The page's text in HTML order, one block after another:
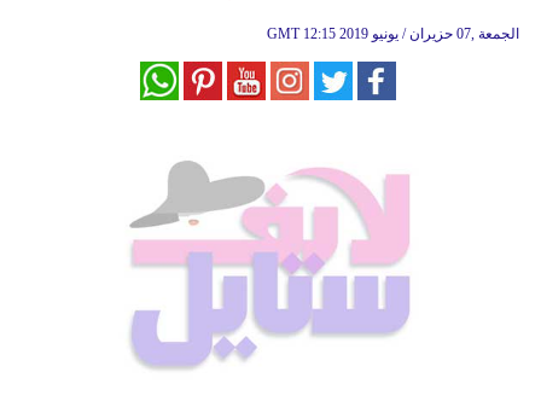
GMT 12:15 2019 الجمعة ,07 حزيران / يونيو